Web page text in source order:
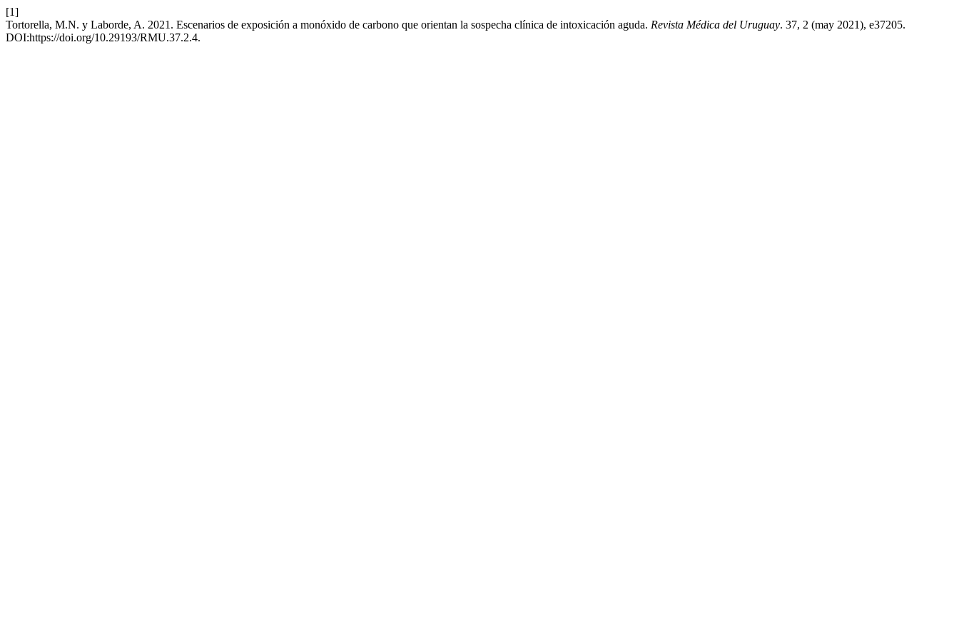
[1]
Tortorella, M.N. y Laborde, A. 2021. Escenarios de exposición a monóxido de carbono que orientan la sospecha clínica de intoxicación aguda. Revista Médica del Uruguay. 37, 2 (may 2021), e37205.
DOI:https://doi.org/10.29193/RMU.37.2.4.